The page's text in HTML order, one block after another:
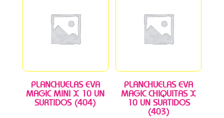
PLANCHUELAS EVA
MAGIC MINI X 10 UN
SURTIDOS (404)
PLANCHUELAS EVA
MAGIC CHIQUITAS X
10 UN SURTIDOS
(403)